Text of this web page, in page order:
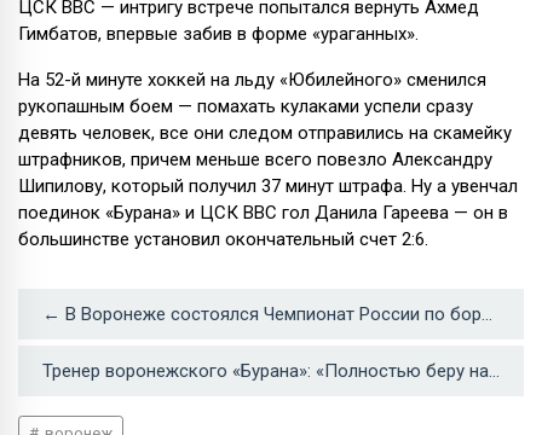
ЦСК ВВС — интригу встрече попытался вернуть Ахмед
Гимбатов, впервые забив в форме «ураганных».
На 52-й минуте хоккей на льду «Юбилейного» сменился
рукопашным боем — помахать кулаками успели сразу
девять человек, все они следом отправились на скамейку
штрафников, причем меньше всего повезло Александру
Шипилову, который получил 37 минут штрафа. Ну а увенчал
поединок «Бурана» и ЦСК ВВС гол Данила Гареева — он в
большинстве установил окончательный счет 2:6.
← В Воронеже состоялся Чемпионат России по борьбе в абсолютной весовой категории
Тренер воронежского «Бурана»: «Полностью беру на себя ответственность за это поражение» →